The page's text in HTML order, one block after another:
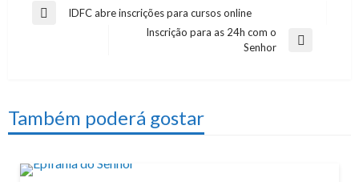
Navegação
PreviousIDFC abre inscrições para cursos online
Inscrição para as 24h com o
Senhor
Também poderá gostar